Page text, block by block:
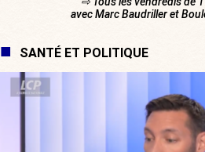
avec Marc Baudriller et
SANTÉ ET POLITIQUE